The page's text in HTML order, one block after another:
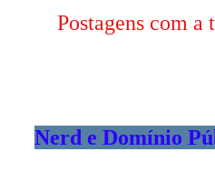
Postagens com a
Nerd e Domínio